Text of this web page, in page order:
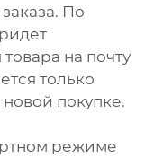
По
на почту
только
покупке.
режиме